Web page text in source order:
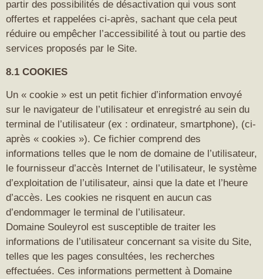
partir des possibilités de désactivation qui vous sont
offertes et rappelées ci-après, sachant que cela peut
réduire ou empêcher l’accessibilité à tout ou partie des
services proposés par le Site.
8.1 COOKIES
Un « cookie » est un petit fichier d’information envoyé
sur le navigateur de l’utilisateur et enregistré au sein du
terminal de l’utilisateur (ex : ordinateur, smartphone), (ci-
après « cookies »). Ce fichier comprend des
informations telles que le nom de domaine de l’utilisateur,
le fournisseur d’accès Internet de l’utilisateur, le système
d’exploitation de l’utilisateur, ainsi que la date et l’heure
d’accès. Les cookies ne risquent en aucun cas
d’endommager le terminal de l’utilisateur.
Domaine Souleyrol est susceptible de traiter les
informations de l’utilisateur concernant sa visite du Site,
telles que les pages consultées, les recherches
effectuées. Ces informations permettent à Domaine